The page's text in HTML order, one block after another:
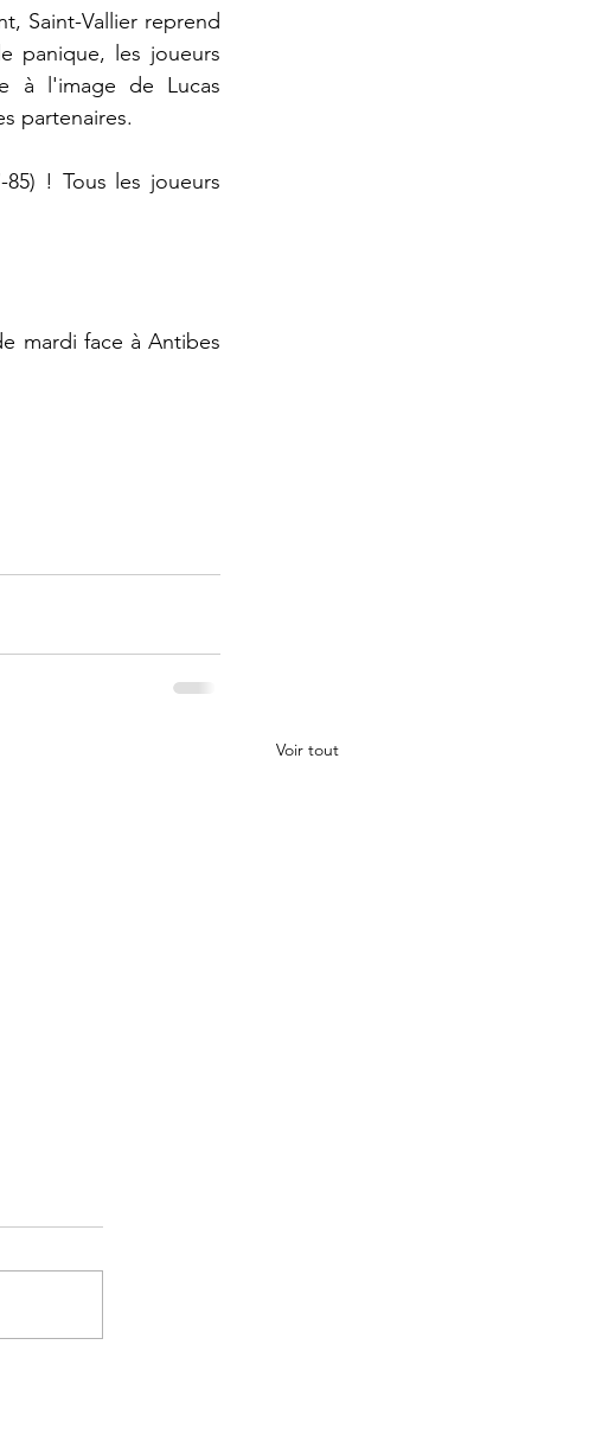
Saint-Vallier reprend
panique, les joueurs
à l'image de Lucas
partenaires.
! Tous les joueurs
mardi face à Antibes
Voir tout